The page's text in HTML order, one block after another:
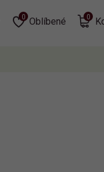
Oblíbené
0 0